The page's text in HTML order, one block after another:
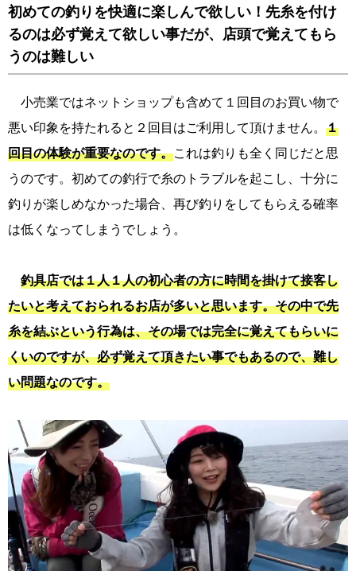
初めての釣りを快適に楽しんで欲しい！先糸を付け
るのは必ず覚えて欲しい事だが、店頭で覚えてもら
うのは難しい
小売業ではネットショップも含めて１回目のお買い物で
悪い印象を持たれると２回目はご利用して頂けません。 １
回目の体験が重要なのです。これは釣りも全く同じだと思
うのです。初めての釣行で糸のトラブルを起こし、十分に
釣りが楽しめなかった場合、再び釣りをしてもらえる確率
は低くなってしまうでしょう。
釣具店では１人１人の初心者の方に時間を掛けて接客し
たいと考えておられるお店が多いと思います。その中で先
糸を結ぶという行為は、その場では完全に覚えてもらいに
くいのですが、必ず覚えて頂きたい事でもあるので、難し
い問題なのです。